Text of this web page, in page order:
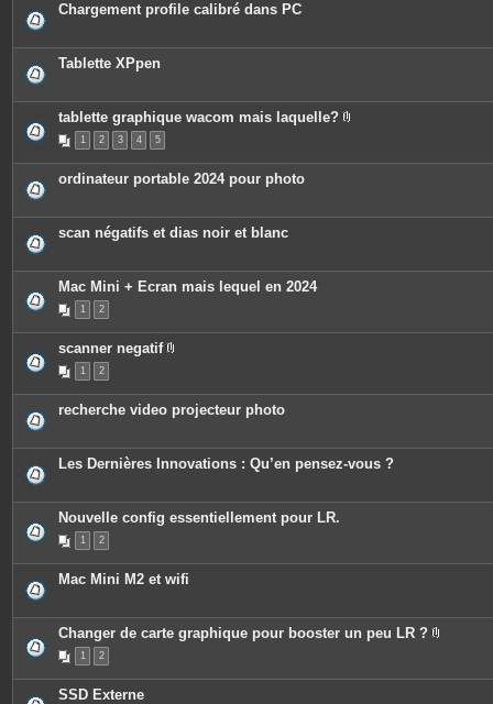
Chargement profile calibré dans PC
Tablette XPpen
tablette graphique wacom mais laquelle?
c
o
e
1 2 3 4 5
ordinateur portable 2024 pour photo
scan négatifs et dias noir et blanc
Mac Mini + Ecran mais lequel en 2024
1 2
scanner negatif
c
e
o
i
e
s
1 2
recherche video projecteur photo
Les Dernières Innovations : Qu’en pensez-vous ?
Nouvelle config essentiellement pour LR.
1 2
Mac Mini M2 et wifi
Changer de carte graphique pour booster un peu LR ?
c
1 2
SSD Externe